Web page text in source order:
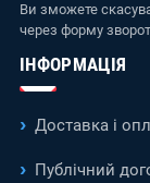
Ви зможете
через форму
ІНФОРМАЦІЯ
Доставка і
Публічний